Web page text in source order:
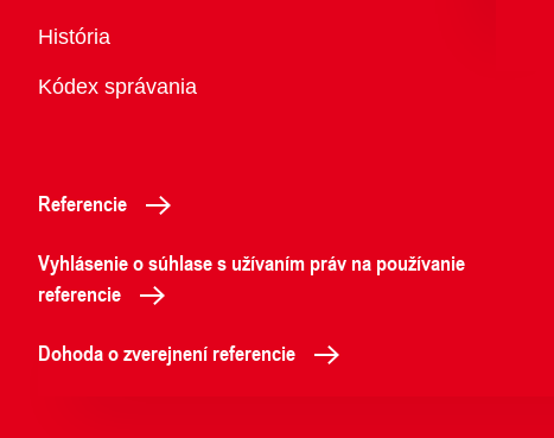
História
Kódex správania
Referencie
Vyhlásenie o súhlase s užívaním práv na používanie
referencie
Dohoda o zverejnení referencie